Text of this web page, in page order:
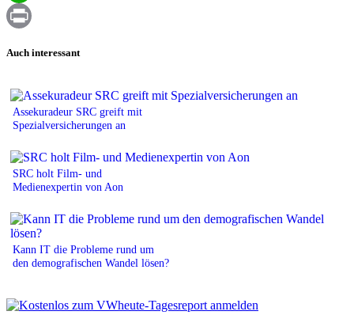
WhatsApp
Auch interessant
Assekuradeur SRC greift mit
Spezialversicherungen an
SRC holt Film- und
Medienexpertin von Aon
Kann IT die Probleme rund um
den demografischen Wandel lösen?